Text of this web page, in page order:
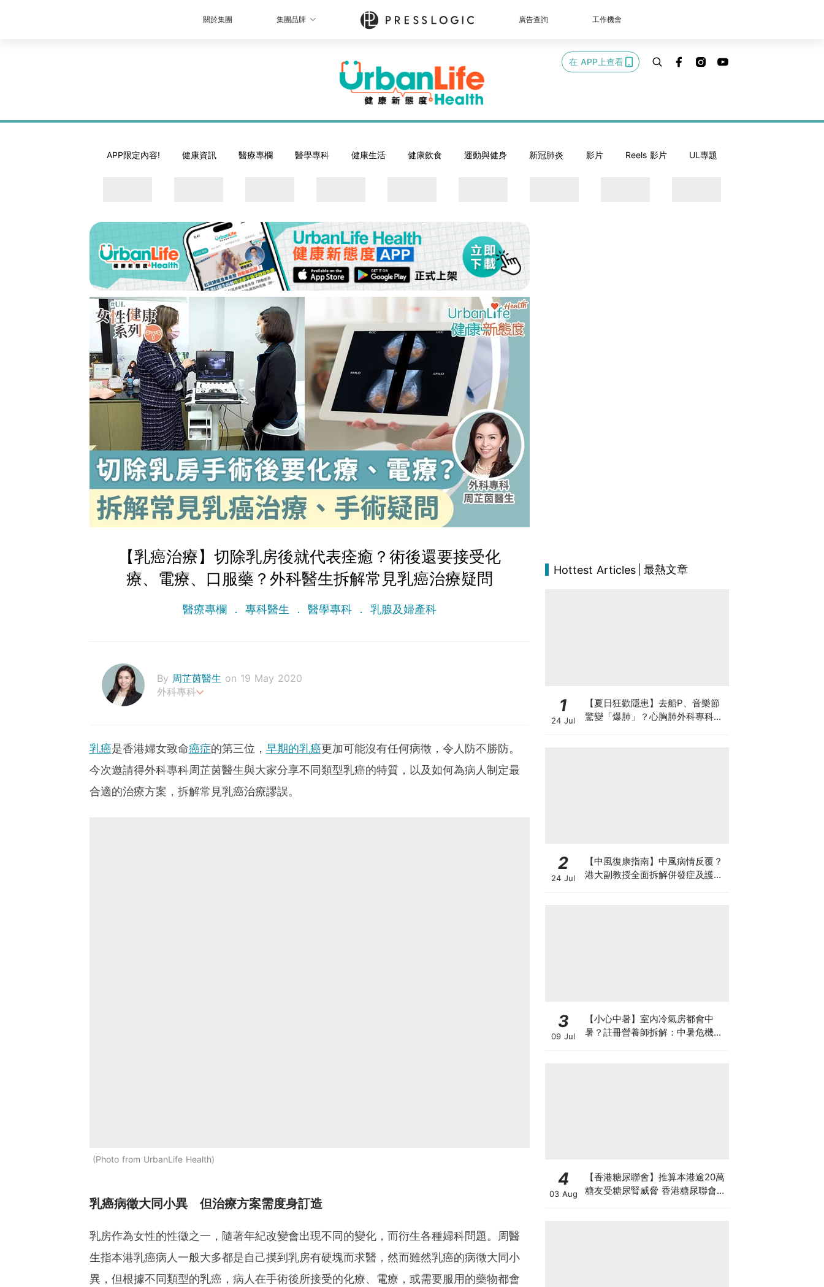
關於集團 集團品牌 廣告查詢 工作機會
在 APP上查看
APP限定內容! 健康資訊 醫療專欄 醫學專科 健康生活 健康飲食 運動與健身 新冠肺炎 影片 Reels 影片 UL專題
【乳癌治療】切除乳房後就代表痊癒？術後還要接受化
療、電療、口服藥？外科醫生拆解常見乳癌治療疑問
醫療專欄 專科醫生 醫學專科 乳腺及婦產科
By 周芷茵醫生 on 19 May 2020
外科專科
英國愛丁堡皇家外科醫學士
香港外科醫學院院士
乳癌是香港婦女致命癌症的第三位， 早期的乳癌更加可能沒有任何病徵，令人防不勝防。
今次邀請得外科專科周芷茵醫生與大家分享不同類型乳癌的特質，以及如何為病人制定最
合適的治療方案，拆解常見乳癌治療謬誤。
Photo from UrbanLife Health
乳癌病徵大同小異 但治療方案需度身訂造
乳房作為女性的性徵之一，隨著年紀改變會出現不同的變化，而衍生各種婦科問題。周醫
生指本港乳癌病人一般大多都是自己摸到乳房有硬塊而求醫，然而雖然乳癌的病徵大同小
異，但根據不同類型的乳癌，病人在手術後所接受的化療、電療，或需要服用的藥物都會
Hottest Articles 最熱文章
1
24 Jul
【夏日狂歡隱患】去船P、音樂節
驚變「爆肺」？心胸肺外科專科醫
2
24 Jul
【中風復康指南】中風病情反覆？
港大副教授全面拆解併發症及護理
3
09 Jul
【小心中暑】室內冷氣房都會中
暑？註冊營養師拆解：中暑危機及
4
03 Aug
【香港糖尿聯會】推算本港逾20萬
糖友受糖尿腎威脅 香港糖尿聯會